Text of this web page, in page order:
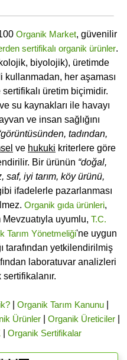
Organik Market, güvenilir
sertifikalı organik ürünler.
biyolojik), üretimde
kullanmadan, her aşaması
üretim biçimidir.
su kaynakları ile havayı
ve insan sağlığını
tadından,
ve hukuki kriterlere göre
Bir ürünün “doğal,
saf, iyi tarım, köy ürünü,
ifadelerle pazarlanması
Organik gıda ürünleri,
uyumlu, T.C.
Tarım Yönetmeliği'ne uygun
tarafından yetkilendirilmiş
laboratuvar analizleri
| Organik Tarım Kanunu|
Ürünler| Organik Üreticiler|
Organik Sertifikalar